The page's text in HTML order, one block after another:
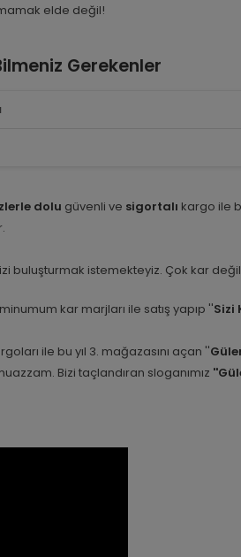
elde değil!
Gerekenler
dolu güvenli ve sigortalı kargo ile
buluşturmak istemekteyiz. Çok kar
kar marjları ile satış yapıp ''Sizi
ile bu yıl 3. mağazasını açan ''
Bizi taçlandıran sloganımız